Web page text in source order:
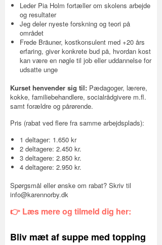
Leder Pia Holm fortæller om skolens arbejde
og resultater
Jeg deler nyeste forskning og teori på
området
Frede Bräuner, kostkonsulent med +20 års
erfaring, giver konkrete bud på, hvordan kost
kan være en nøgle til job eller uddannelse for
udsatte unge
Kurset henvender sig til: Pædagoger, lærere,
kokke, familiebehandlere, socialrådgivere m.fl.
samt forældre og pårørende.
Pris (rabat ved flere fra samme arbejdsplads):
1 deltager: 1.650 kr
2 deltagere: 2.450 kr.
3 deltagere: 2.850 kr.
4 deltagere: 2.950 kr.
Spørgsmål eller ønske om rabat? Skriv til
info@karennorby.dk
👉 Læs mere og tilmeld dig her:
Bliv mæt af suppe med topping